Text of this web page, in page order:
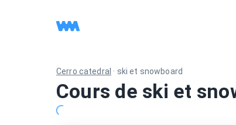
Cerro catedral · ski et snowboard
Cours de ski et